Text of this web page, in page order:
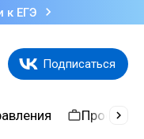
к ЕГЭ
Подписаться